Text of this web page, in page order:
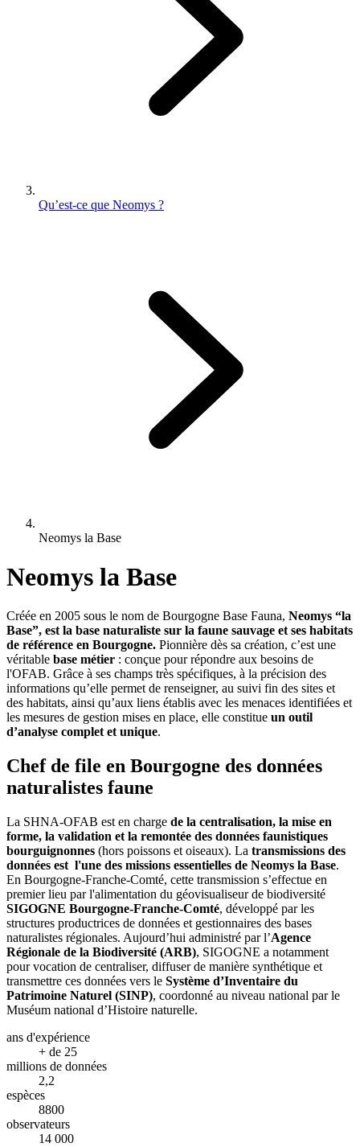
Qu’est-ce que Neomys ?
Neomys la Base
Neomys la Base
Créée en 2005 sous le nom de Bourgogne Base Fauna, Neomys “la
Base”, est la base naturaliste sur la faune sauvage et ses habitats
de référence en Bourgogne. Pionnière dès sa création, c’est une
véritable base métier : conçue pour répondre aux besoins de
l'OFAB. Grâce à ses champs très spécifiques, à la précision des
informations qu’elle permet de renseigner, au suivi fin des sites et
des habitats, ainsi qu’aux liens établis avec les menaces identifiées et
les mesures de gestion mises en place, elle constitue un outil
d’analyse complet et unique.
Chef de file en Bourgogne des données
naturalistes faune
La SHNA-OFAB est en charge de la centralisation, la mise en
forme, la validation et la remontée des données faunistiques
bourguignonnes (hors poissons et oiseaux). La transmissions des
données est l'une des missions essentielles de Neomys la Base.
En Bourgogne-Franche-Comté, cette transmission s’effectue en
premier lieu par l'alimentation du géovisualiseur de biodiversité
SIGOGNE Bourgogne-Franche-Comté, développé par les
structures productrices de données et gestionnaires des bases
naturalistes régionales. Aujourd’hui administré par l’Agence
Régionale de la Biodiversité (ARB), SIGOGNE a notamment
pour vocation de centraliser, diffuser de manière synthétique et
transmettre ces données vers le Système d’Inventaire du
Patrimoine Naturel (SINP), coordonné au niveau national par le
Muséum national d’Histoire naturelle.
ans d'expérience
+ de 25
millions de données
2,2
espèces
8800
observateurs
14 000